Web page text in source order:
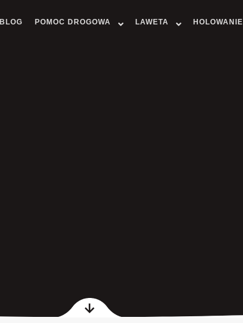
BLOG POMOC DROGOWA LAWETA HOLOWANIE